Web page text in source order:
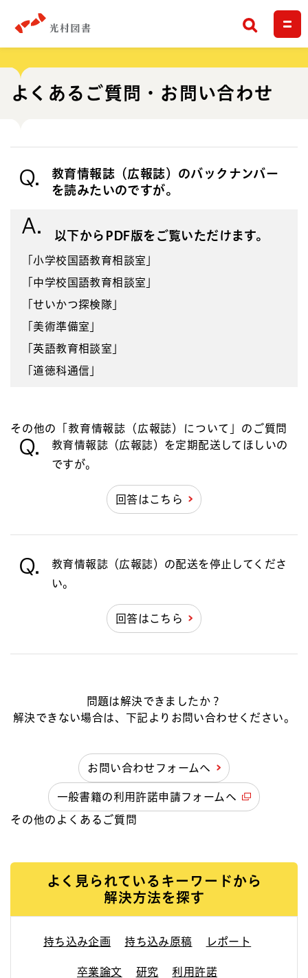
検索
よくあるご質問・お問い合わせ
Q.
教育情報誌（広報誌）のバックナンバー
を読みたいのですが。
A. 以下からPDF版をご覧いただけます。
「小学校国語教育相談室」
「中学校国語教育相談室」
「せいかつ探検隊」
「美術準備室」
「英語教育相談室」
「道徳科通信」
その他の「教育情報誌（広報誌）について」のご質問
Q.
教育情報誌（広報誌）を定期配送してほしいの
ですが。
回答はこちら
Q.
教育情報誌（広報誌）の配送を停止してくださ
い。
回答はこちら
問題は解決できましたか？
解決できない場合は、下記よりお問い合わせください。
お問い合わせフォームへ
一般書籍の利用許諾申請フォームへ
その他のよくあるご質問
よく見られているキーワードから
解決方法を探す
持ち込み企画 持ち込み原稿 レポート
卒業論文 研究 利用許諾